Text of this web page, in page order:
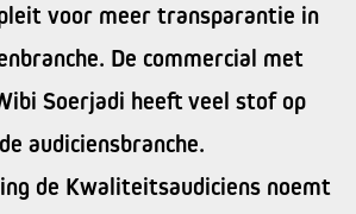
voor meer transparantie in
De commercial met
Soerjadi heeft veel stof op
audiciensbranche.
de Kwaliteitsaudiciens noemt